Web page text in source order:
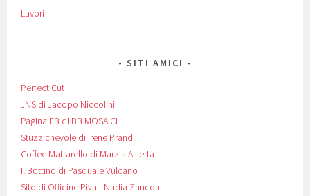
Lavori
SITI AMICI
Perfect Cut
JNS di Jacopo Niccolini
Pagina FB di BB MOSAICI
Stuzzichevole di Irene Prandi
Coffee Mattarello di Marzia Allietta
Il Bottino di Pasquale Vulcano
Sito di Officine Piva - Nadia Zanconi